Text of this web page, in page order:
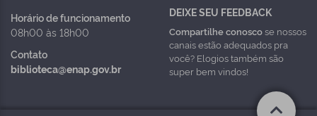
Horário de funcionamento
08h00 às 18h00
Contato
biblioteca@enap.gov.br
DEIXE SEU FEEDBACK
Compartilhe conoscose nossos
canais estão adequados pra
você? Elogios também são
super bem vindos!